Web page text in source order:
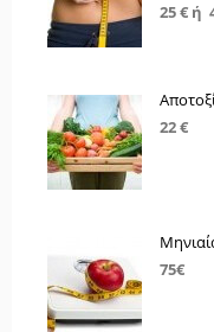
25 € ή
22 €
75€